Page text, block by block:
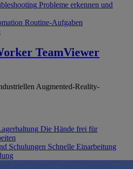
Probleme erkennen und
Routine-Aufgaben
TeamViewer
Augmented-Reality-
Die Hände frei für
Schulungen Schnelle Einarbeitung